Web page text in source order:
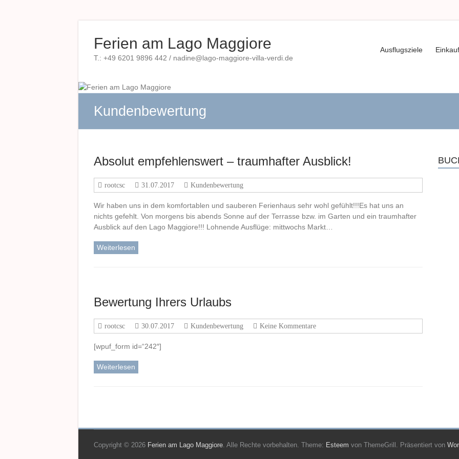
springenFerien am Lago Maggiore
T.: +49 6201 9896 442 / nadine@lago-maggiore-villa-verdi.de
Ausflugsziele
Kundenbewertung
Absolut empfehlenswert – traumhafter Ausblick!
rootcsc 31.07.2017 Kundenbewertung
Wir haben uns in dem komfortablen und sauberen Ferienhaus sehr wohl gefühlt!!!Es hat uns an
nichts gefehlt. Von morgens bis abends Sonne auf der Terrasse bzw. im Garten und ein traumhafter
Ausblick auf den Lago Maggiore!!! Lohnende Ausflüge: mittwochs Markt…
Weiterlesen
Bewertung Ihrers Urlaubs
rootcsc 30.07.2017 Kundenbewertung Keine Kommentare
[wpuf_form id=“242″]
Weiterlesen
Copyright © 2026 Ferien am Lago Maggiore. Alle Rechte vorbehalten. Theme: Esteem von ThemeGrill. Präsentiert von